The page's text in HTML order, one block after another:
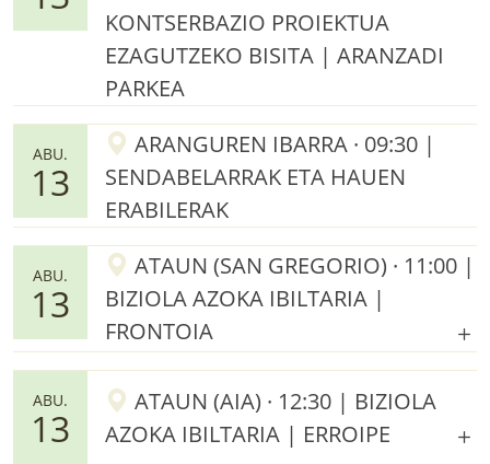
KONTSERBAZIO PROIEKTUA
EZAGUTZEKO BISITA | ARANZADI
PARKEA
ABU.
13
ARANGUREN IBARRA · 09:30 |
SENDABELARRAK ETA HAUEN
ERABILERAK
ABU.
13
ATAUN (SAN GREGORIO) · 11:00 |
BIZIOLA AZOKA IBILTARIA |
FRONTOIA
ABU.
13
ATAUN (AIA) · 12:30 | BIZIOLA
AZOKA IBILTARIA | ERROIPE